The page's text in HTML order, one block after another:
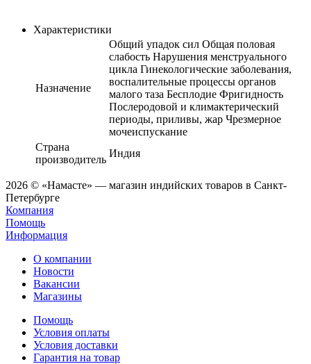
Характеристики
Назначение
Общий упадок сил Общая половая
слабость Нарушения менструального
цикла Гинекологические заболевания,
воспалительные процессы органов
малого таза Бесплодие Фригидность
Послеродовой и климактерический
периоды, приливы, жар Чрезмерное
мочеиспускание
Страна
производитель
Индия
2026 © «Намасте» — магазин индийских товаров в Санкт-
Петербурге
Компания
Помощь
Информация
О компании
Новости
Вакансии
Магазины
Помощь
Условия оплаты
Условия доставки
Гарантия на товар